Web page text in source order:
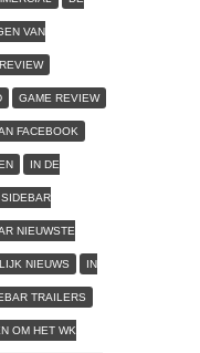
VAN
GAME REVIEW
FACEBOOK
IN DE
NIEUWSTE
NIEUWS IN
TRAILERS
OM HET WK